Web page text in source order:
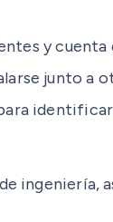
y
junto a
ingeniería,